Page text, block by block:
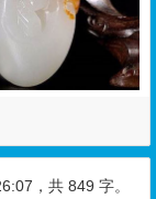
，共 849 字。